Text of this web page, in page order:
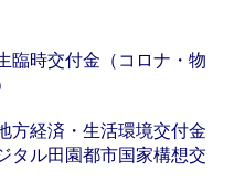
臨時交付金（コロナ・物
方経済・生活環境交付金
タル田園都市国家構想交